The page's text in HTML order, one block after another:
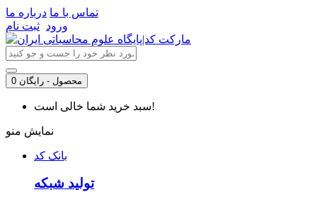
تماس با ما درباره ما
ورود ثبت نام
0 محصول - رایگان
سبد خرید شما خالی است!
نمایش منو
بانک کد
تولید شبکه